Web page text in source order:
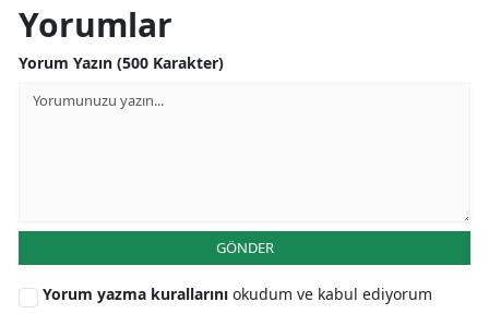
Yorumlar
Yorum Yazın (500 Karakter)
GÖNDER
Yorum yazma kurallarını okudum ve kabul ediyorum